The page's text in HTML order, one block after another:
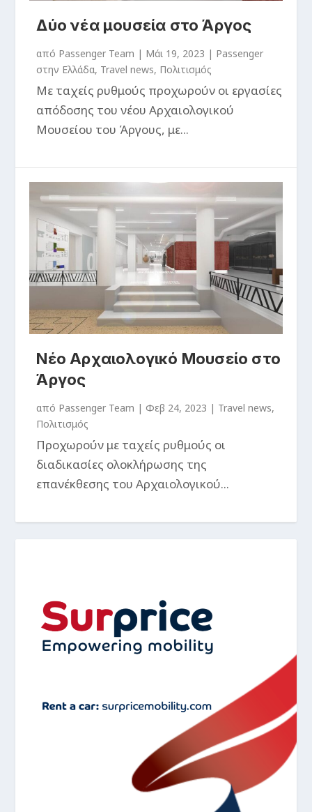
Δύο νέα μουσεία στο Άργος
από Passenger Team | Μάι 19, 2023 | Passenger
στην Ελλάδα, Travel news, Πολιτισμός
Με ταχείς ρυθμούς προχωρούν οι εργασίες
απόδοσης του νέου Αρχαιολογικού
Μουσείου του Άργους, με...
Νέο Αρχαιολογικό Μουσείο στο
Άργος
από Passenger Team | Φεβ 24, 2023 | Travel news,
Πολιτισμός
​Προχωρούν με ταχείς ρυθμούς οι
διαδικασίες ολοκλήρωσης της
επανέκθεσης του Αρχαιολογικού...